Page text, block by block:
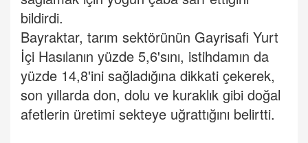
bildirdi.
Bayraktar, tarım sektörünün Gayrisafi Yurt
İçi Hasılanın yüzde 5,6'sını, istihdamın da
yüzde 14,8'ini sağladığına dikkati çekerek,
son yıllarda don, dolu ve kuraklık gibi doğal
afetlerin üretimi sekteye uğrattığını belirtti.